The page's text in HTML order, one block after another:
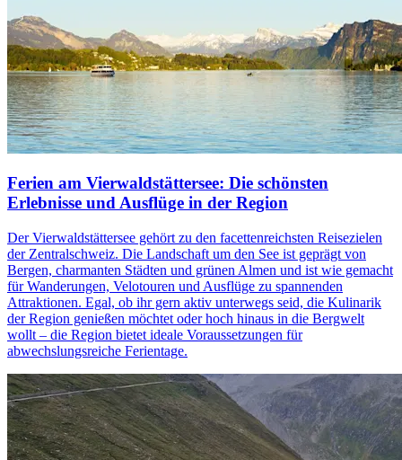
Ferien am Vierwaldstättersee: Die schönsten
Erlebnisse und Ausflüge in der Region
Der Vierwaldstättersee gehört zu den facettenreichsten Reisezielen
der Zentralschweiz. Die Landschaft um den See ist geprägt von
Bergen, charmanten Städten und grünen Almen und ist wie gemacht
für Wanderungen, Velotouren und Ausflüge zu spannenden
Attraktionen. Egal, ob ihr gern aktiv unterwegs seid, die Kulinarik
der Region genießen möchtet oder hoch hinaus in die Bergwelt
wollt – die Region bietet ideale Voraussetzungen für
abwechslungsreiche Ferientage.